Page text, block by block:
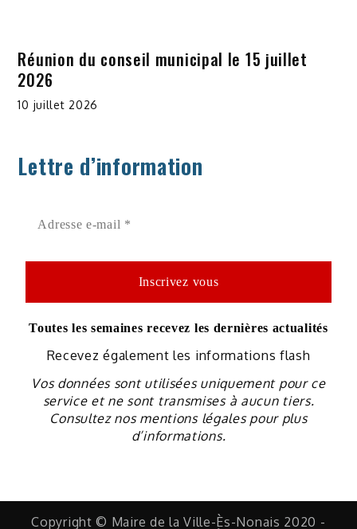
Réunion du conseil municipal le 15 juillet
2026
10 juillet 2026
Lettre d’information
Toutes les semaines recevez les dernières actualités
Recevez également les informations flash
Vos données sont utilisées uniquement pour ce
service et ne sont transmises à aucun tiers.
Consultez nos mentions légales pour plus
d’informations.
Copyright © Maire de la Ville-Ès-Nonais 2020 -